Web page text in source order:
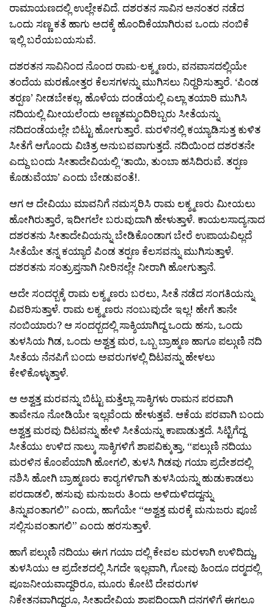
ರಾಮಾಯಣದಲ್ಲಿ ಉಲ್ಲೇಕವಿದೆ. ದಶರತನ ಸಾವಿನ ಅನಂತರ ನಡೆದ
ಒಂದು ಸಣ್ಣ ಕತೆ ಹಾಗು ಅದಕ್ಕೆ ಹೊಂದಿಕೆಯಾಗಿರುವ ಒಂದು ನಂಬಿಕೆ
ಇಲ್ಲಿ ಬರೆಯಬಯಸುವೆ.
ದಶರತನ ಸಾವಿನಿಂದ ನೊಂದ ರಾಮ-ಲಕ್ಶ್ಮಣರು, ವನವಾಸದಲ್ಲಿಯೇ
ತಂದೆಯ ಮರಣೋತ್ತರ ಕೆಲಸಗಳನ್ನು ಮುಗಿಸಲು ನಿರ‍್ದರಿಸುತ್ತಾರೆ. ‘ಪಿಂಡ
ತರ‍್ಪಣ’ ನೀಡಬೇಕಲ್ಲ, ಹೊಳೆಯ ದಂಡೆಯಲ್ಲಿ ಎಲ್ಲಾ ತಯಾರಿ ಮುಗಿಸಿ
ನದಿಯಲ್ಲಿ ಮೀಯಲೆಂದು ಅಣ್ಣತಮ್ಮಂದಿರಿಬ್ಬರು ಸೀತೆಯನ್ನು
ನದಿದಂಡೆಯಲ್ಲೇ ಬಿಟ್ಟು ಹೋಗುತ್ತಾರೆ. ಮರಳಿನಲ್ಲಿ ಕಯ್ಯಾಡಿಸುತ್ತ ಕುಳಿತ
ಸೀತೆಗೆ ಆಗೊಂದು ವಿಚಿತ್ರ ಅನುಬವವಾಗುತ್ತದೆ. ನದಿಯಿಂದ ದಶರತನೇ
ಎದ್ದು ಬಂದು ಸೀತಾದೇವಿಯಲ್ಲಿ ‘ತಾಯಿ, ತುಂಬಾ ಹಸಿದಿರುವೆ. ತರ‍್ಪಣ
ಕೊಡುವೆಯಾ’ ಎಂದು ಬೇಡುವಂತೆ!.
ಆಗ ಆ ದೇವಿಯು ಮಾವನಿಗೆ ನಮಸ್ಕರಿಸಿ ರಾಮ ಲಕ್ಶ್ಮಣರು ಮೀಯಲು
ಹೋಗಿರುತ್ತಾರೆ, ಇದೀಗಲೇ ಬರುವುದಾಗಿ ಹೇಳುತ್ತಾಳೆ. ಕಾಯಲಸಾದ್ಯನಾದ
ದಶರತನು ಸೀತಾದೇವಿಯನ್ನು ಬೇಡಿಕೊಂಡಾಗ ಬೇರೆ ಉಪಾಯವಿಲ್ಲದೆ
ಸೀತೆಯೇ ತನ್ನ ಕಯ್ಯಾರೆ ಪಿಂಡ ತರ‍್ಪಣ ಕೆಲಸವನ್ನು ಮುಗಿಸುತ್ತಾಳೆ.
ದಶರತನು ಸಂತ್ರುಪ್ತನಾಗಿ ನೀರಿನಲ್ಲೇ ನೀರಾಗಿ ಹೋಗುತ್ತಾನೆ.
ಅದೇ ಸಂದರ‍್ಬಕ್ಕೆ ರಾಮ ಲಕ್ಶ್ಮಣರು ಬರಲು, ಸೀತೆ ನಡೆದ ಸಂಗತಿಯನ್ನು
ವಿವರಿಸುತ್ತಾಳೆ. ರಾಮ ಲಕ್ಶ್ಮಣರು ನಂಬುವುದೇ ಇಲ್ಲ! ಹೇಗೆ ತಾನೇ
ನಂಬಿಯಾರು? ಆ ಸಂದರ‍್ಬದಲ್ಲಿ ಸಾಕ್ಶಿಯಾಗಿದ್ದ ಒಂದು ಹಸು, ಒಂದು
ತುಳಸಿಯ ಗಿಡ, ಒಂದು ಅಶ್ವತ್ತ ಮರ, ಒಬ್ಬ ಬ್ರಾಹ್ಮಣ ಹಾಗೂ ಪಲ್ಗುಣಿ ನದಿ
ಸೀತೆಯ ನೆನಪಿಗೆ ಬಂದು ಅವರುಗಳಲ್ಲಿ ದಿಟವನ್ನು ಹೇಳಲು
ಕೇಳಿಕೊಳ್ಳುತ್ತಾಳೆ.
ಆ ಅಶ್ವತ್ತ ಮರವನ್ನು ಬಿಟ್ಟು ಮತ್ತೆಲ್ಲಾ ಸಾಕ್ಶಿಗಳು ರಾಮನ ಪರವಾಗಿ
ತಾವೇನೂ ನೋಡಿಯೇ ಇಲ್ಲವೆಂದು ಹೇಳುತ್ತವೆ. ಆಕೆಯ ಪರವಾಗಿ ಬಂದು
ಅಶ್ವತ್ತ ಮರವು ದಿಟವನ್ನು ಹೇಳಿ ಸೀತೆಯನ್ನು ಕಾಪಾಡುತ್ತದೆ. ಸಿಟ್ಟಿಗೆದ್ದ
ಸೀತೆಯು ಉಳಿದ ನಾಲ್ಕು ಸಾಕ್ಶಿಗಳಿಗೆ ಶಾಪವಿಕ್ಕುತ್ತಾ, “ಪಲ್ಗುಣಿ ನದಿಯು
ಮರಳಿನ ಕೊಂಪೆಯಾಗಿ ಹೋಗಲಿ, ತುಳಸಿ ಗಿಡವು ಗಯಾ ಪ್ರದೇಶದಲ್ಲಿ
ನಶಿಸಿ ಹೋಗಿ ಬ್ರಾಹ್ಮಣರು ಕಾರ‍್ಯಗಳಿಗಾಗಿ ತುಳಸಿಯನ್ನು ಹುಡುಕಾಡಲು
ಪರದಾಡಲಿ, ಹಸುವು ಮನುಜರು ತಿಂದು ಅಳಿದುಳಿದದ್ದನ್ನು
ತಿನ್ನುವಂತಾಗಲಿ” ಎಂದು, ಹಾಗೆಯೇ “ಅಶ್ವತ್ತ ಮರಕ್ಕೆ ಮನುಜರು ಪೂಜೆ
ಸಲ್ಲಿಸುವಂತಾಗಲಿ” ಎಂದು ಹರಸುತ್ತಾಳೆ.
ಹಾಗೆ ಪಲ್ಗುಣಿ ನದಿಯು ಈಗ ಗಯಾ ದಲ್ಲಿ ಕೇವಲ ಮರಳಾಗಿ ಉಳಿದಿದ್ದು,
ತುಳಸಿಯು ಆ ಪ್ರದೇಶದಲ್ಲಿ ಸಿಗದೇ ಇಲ್ಲವಾಗಿ, ಗೋವು ಹಿಂದೂ ದರ‍್ಮದಲ್ಲಿ
ಪೂಜನೀಯವಾದ್ದರಿರೂ, ಮೂರು ಕೋಟಿ ದೇವರುಗಳ
ನಿಕೇತನವಾಗಿದ್ದರೂ, ಸೀತಾದೇವಿಯ ಶಾಪದಿಂದಾಗಿ ದನಗಳಿಗೆ ಈಗಲೂ